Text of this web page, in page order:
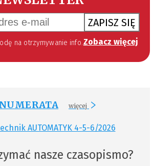
ZAPISZ SIĘ
poczty elektronicznej zgodnie z przepisem art. 10 ust 2 ustawy z dnia 18 lipca 2002 roku o świadczeniu usług drogą elektroniczną (Dz. U. 144 z 2002 r. poz. 1204). Zgoda jest dobrowolna, jednak jej wyrażenie jest konieczne, aby otrzymywać newsletter. Zobacz więcej
więcej
nasze czasopismo?